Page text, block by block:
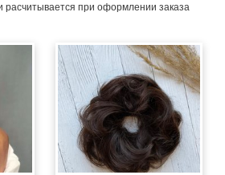
расчитывается при оформлении заказа